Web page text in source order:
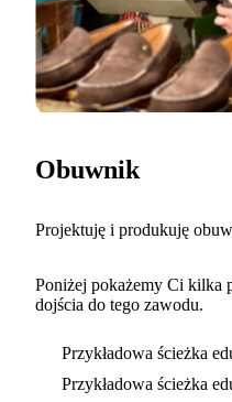
Obuwnik
Projektuję i produkuję
Poniżej pokażemy Ci kilka
dojścia do tego zawodu.
Przykładowa ścieżka
Przykładowa ścieżka